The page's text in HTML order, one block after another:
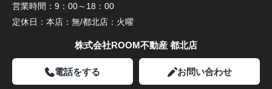
営業時間： 9：00～18：00
定休日： 本店：無/都北店：火曜
株式会社ROOM不動産 都北店
電話をする お問い合わせ